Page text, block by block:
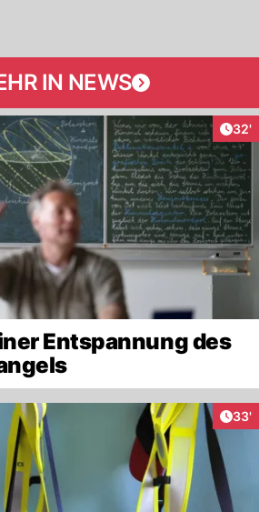
IN NEWS
32'
Entspannung des
33'